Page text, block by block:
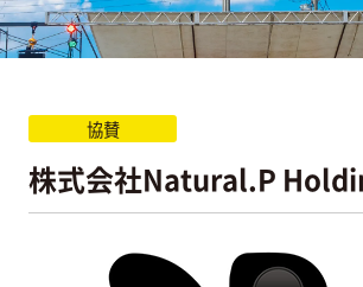
協賛
株式会社Natural.P